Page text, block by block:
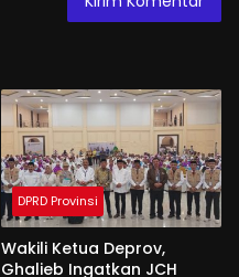
DPRD Provinsi
Wakili Ketua Deprov,
Ghalieb Ingatkan JCH